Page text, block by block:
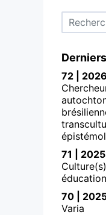
72 | 2026
71 | 2025
70 |
Varia